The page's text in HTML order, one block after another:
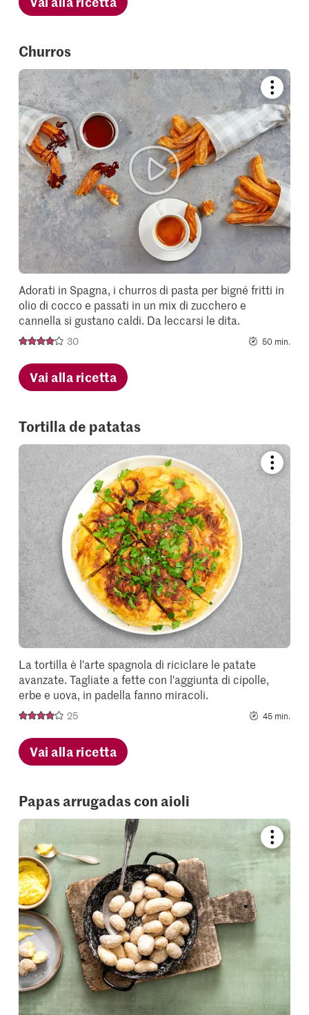
Churros
recipe
or
add
it
to
your
Adorati in Spagna, i churros di pasta per bigné fritti in
olio di cocco e passati in un mix di zucchero e
cannella si gustano caldi. Da leccarsi le dita.
30 50 min.
Vai alla ricetta
Tortilla de patatas
recipe
or
your
La tortilla è l'arte spagnola di riciclare le patate
avanzate. Tagliate a fette con l'aggiunta di cipolle,
erbe e uova, in padella fanno miracoli.
25 45 min.
Vai alla ricetta
Papas arrugadas con aioli
recipe
or
to
your